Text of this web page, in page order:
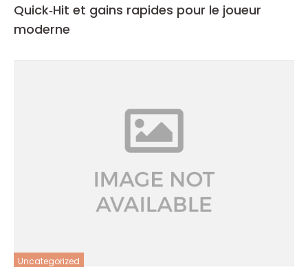
Quick‑Hit et gains rapides pour le joueur
moderne
Uncategorized